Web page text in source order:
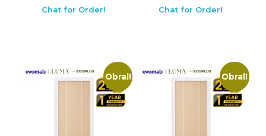
Chat for Order! Chat for Order!
Obral! Obral!